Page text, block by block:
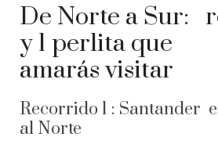
De Norte a Sur:
y 1 perlita que
amarás visitar
Recorrido 1 : Santander
al Norte